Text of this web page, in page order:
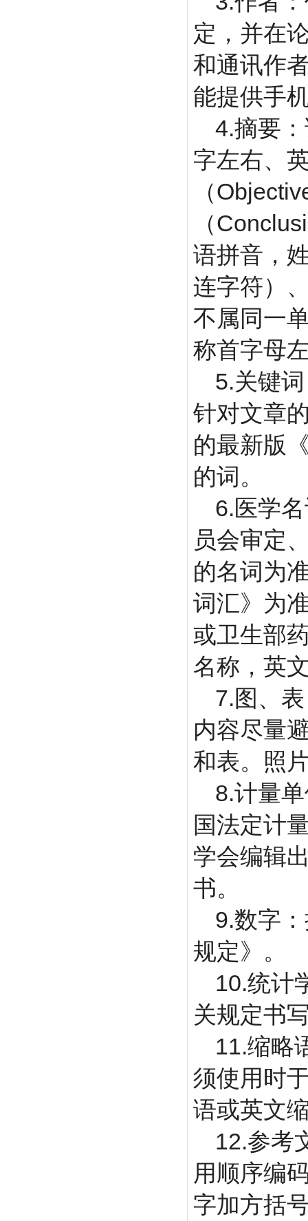
定，并在
和通讯作
能提供手
4.摘要
字左右、
（
（
语拼音，
连字符）
不属同一
称首字母
5.关键
针对文章
的最新版
的词。
6.医学
员会审定
的名词为
词汇》为
或卫生部
名称，英
7.图、
内容尽量
和表。照
8.计量
国法定计
学会编辑
书。
9.数字
规定》。
10.统计
关规定书
11.缩略
须使用时
语或英文
12.参考
用顺序编
字加方括